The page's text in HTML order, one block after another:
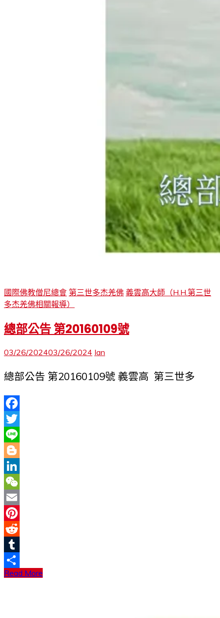
國際佛教僧尼總會 第三世多杰羌佛 義雲高大師（H.H.第三世
多杰羌佛相關報導）
總部公告 第20160109號
03/26/202403/26/2024 Ian
總部公告 第20160109號 義雲高 第三世多
Facebook
Twitter
Line
Blogger
LinkedIn
WeChat
Email
Pinterest
Reddit
Tumblr
分
Read More